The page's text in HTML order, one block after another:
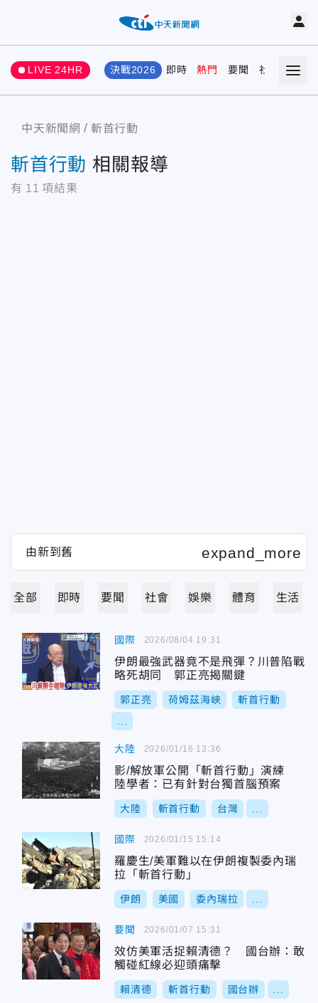
LIVE 24HR 決戰2026 即時 熱門 要聞 社會 娛樂
中天新聞網 斬首行動
斬首行動 相關報導
有 11 項結果
全部 即時 要聞 社會 娛樂 體育 生活
國際
伊朗最強武器竟不是飛彈？川普陷戰
略死胡同 郭正亮揭關鍵
郭正亮 荷姆茲海峽 斬首行動
2026/08/04 19:31
大陸
影/解放軍公開「斬首行動」演練
陸學者：已有針對台獨首腦預案
大陸 斬首行動 台灣
2026/01/16 13:36
國際
羅慶生/美軍難以在伊朗複製委內瑞
拉「斬首行動」
伊朗 美國 委內瑞拉
2026/01/15 15:14
要聞
效仿美軍活捉賴清德？ 國台辦：敢
觸碰紅線必迎頭痛擊
賴清德 斬首行動 國台辦
2026/01/07 15:31